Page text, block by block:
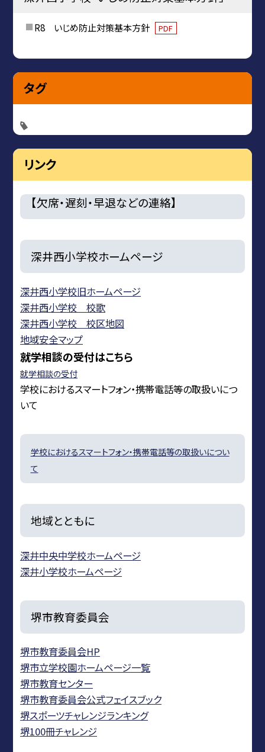
R8 いじめ防止対策基本方針 PDF
タグ
リンク
【欠席・遅刻・早退などの連絡】
深井西小学校ホームページ
深井西小学校旧ホームページ
深井西小学校 校歌
深井西小学校 校区地図
地域安全マップ
就学相談の受付はこちら
就学相談の受付
学校におけるスマートフォン・携帯電話等の取扱いにつ
いて
学校におけるスマートフォン・携帯電話等の取扱いについ
て
地域とともに
深井中央中学校ホームページ
深井小学校ホームページ
堺市教育委員会
堺市教育委員会HP
堺市立学校園ホームページ一覧
堺市教育センター
堺市教育委員会公式フェイスブック
堺スポーツチャレンジランキング
堺100冊チャレンジ